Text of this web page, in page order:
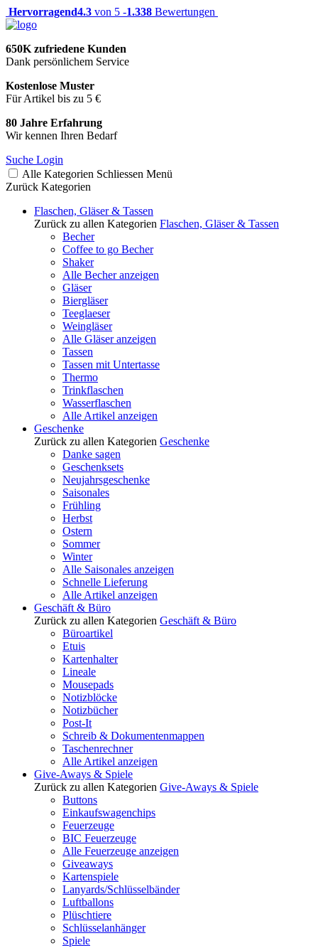
Hervorragend4.3 von 5 -1.338 Bewertungen
650K zufriedene Kunden
Dank persönlichem Service
Kostenlose Muster
Für Artikel bis zu 5 €
80 Jahre Erfahrung
Wir kennen Ihren Bedarf
Suche Login
Alle Kategorien Schliessen Menü
Zurück Kategorien
Flaschen, Gläser & Tassen
Zurück zu allen Kategorien Flaschen, Gläser & Tassen
Becher
Coffee to go Becher
Shaker
Alle Becher anzeigen
Gläser
Biergläser
Teeglaeser
Weingläser
Alle Gläser anzeigen
Tassen
Tassen mit Untertasse
Thermo
Trinkflaschen
Wasserflaschen
Alle Artikel anzeigen
Geschenke
Zurück zu allen Kategorien Geschenke
Danke sagen
Geschenksets
Neujahrsgeschenke
Saisonales
Frühling
Herbst
Ostern
Sommer
Winter
Alle Saisonales anzeigen
Schnelle Lieferung
Alle Artikel anzeigen
Geschäft & Büro
Zurück zu allen Kategorien Geschäft & Büro
Büroartikel
Etuis
Kartenhalter
Lineale
Mousepads
Notizblöcke
Notizbücher
Post-It
Schreib & Dokumentenmappen
Taschenrechner
Alle Artikel anzeigen
Give-Aways & Spiele
Zurück zu allen Kategorien Give-Aways & Spiele
Buttons
Einkaufswagenchips
Feuerzeuge
BIC Feuerzeuge
Alle Feuerzeuge anzeigen
Giveaways
Kartenspiele
Lanyards/Schlüsselbänder
Luftballons
Plüschtiere
Schlüsselanhänger
Spiele